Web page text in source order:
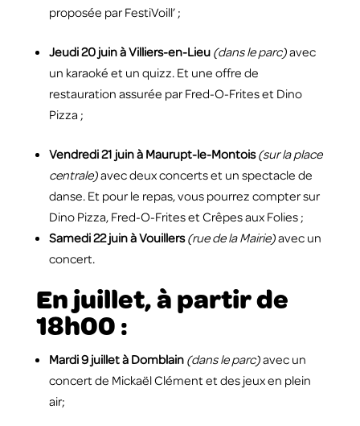
proposée par FestiVoill’ ;
Jeudi 20 juin à Villiers-en-Lieu (dans le parc)avec
un karaoké et un quizz. Et une offre de
restauration assurée par Fred-O-Frites et Dino
Pizza ;
Vendredi 21 juin à Maurupt-le-Montois (sur la place
centrale)avec deux concerts et un spectacle de
danse. Et pour le repas, vous pourrez compter sur
Dino Pizza, Fred-O-Frites et Crêpes aux Folies ;
Samedi 22 juin à Vouillers (rue de la Mairie)avec un
concert.
En juillet, à partir de
18h00 :
Mardi 9 juillet à Domblain (dans le parc)avec un
concert de Mickaël Clément et des jeux en plein
air;